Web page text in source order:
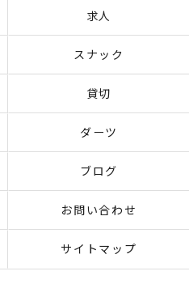
求人
スナック
貸切
ダーツ
ブログ
お問い合わせ
サイトマップ